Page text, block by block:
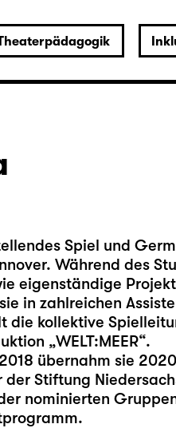
Spiel und
Während des
eigenständige
in zahlreichen
kollektive
„WELT:MEER“.
übernahm sie
Stiftung
nominierten